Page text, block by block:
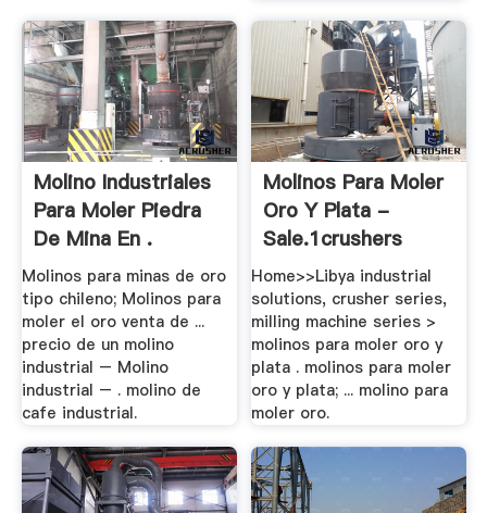
Molino Industriales
Para Moler Piedra
De Mina En .
Molinos para minas de oro
tipo chileno; Molinos para
moler el oro venta de ...
precio de un molino
industrial – Molino
industrial – . molino de
cafe industrial.
Molinos Para Moler
Oro Y Plata -
Sale.1crushers
Home>>Libya industrial
solutions, crusher series,
milling machine series >
molinos para moler oro y
plata . molinos para moler
oro y plata; ... molino para
moler oro.